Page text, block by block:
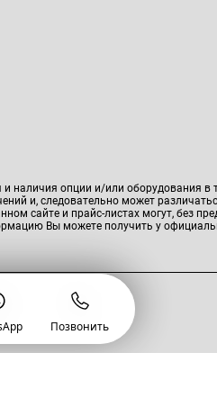
наличия опции и/или оборудования
и, следовательно может
сайте и прайс-листах могут, без
Вы можете получить у
Купить
в кредит
Позвонить